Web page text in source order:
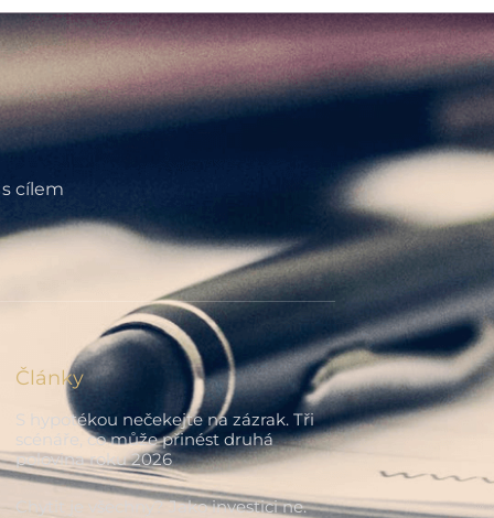
cílem
Články
S hypotékou nečekejte na zázrak. Tři
scénáře, co může přinést druhá
polovina roku 2026
Chytit je všechny? Jako investici ne.